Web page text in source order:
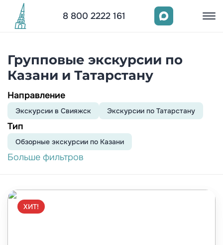
8 800 2222 161
Групповые экскурсии по
Казани и Татарстану
Направление
Экскурсии в Свияжск Экскурсии по Татарстану
Тип
Обзорныe экскурсии по Казани
Больше фильтров
ХИТ!